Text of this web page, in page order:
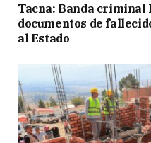
Tacna: Banda
documentos de
al Estado